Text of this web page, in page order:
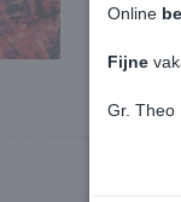
Online
Fijne
Gr. Theo